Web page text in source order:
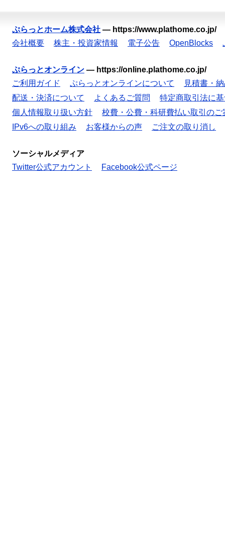
ぷらっとホーム株式会社 — https://www.plathome.co.jp/
会社概要
株主・投資家情報 電子公告 OpenBlocks
ぷらっとオンライン — https://online.plathome.co.jp/
ご利用ガイド
ぷらっとオンラインについて
見積書・
配送・決済について
よくあるご質問
特定商取引法に
個人情報取り扱い方針
校費・公費・科研費払い取引のご
IPv6への取り組み
お客様からの声 ご注文の取り消し
ソーシャルメディア
Twitter公式アカウント
Facebook公式ページ